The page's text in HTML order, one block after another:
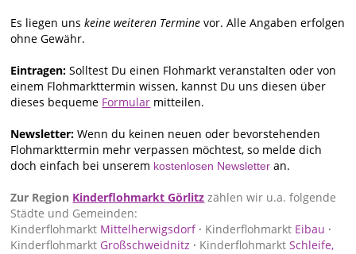
Es liegen unskeine weiteren Termine vor. Alle Angaben erfolgen
ohne Gewähr.
Eintragen:Solltest Du einen Flohmarkt veranstalten oder von
einem Flohmarkttermin wissen, kannst Du uns diesen über
dieses bequeme Formular mitteilen.
Newsletter: Wenn du keinen neuen oder bevorstehenden
Flohmarkttermin mehr verpassen möchtest, so melde dich
doch einfach bei unserem kostenlosen Newsletter an.
Zur Region Kinderflohmarkt Görlitz zählen wir u.a. folgende
Städte und Gemeinden:
Kinderflohmarkt Mittelherwigsdorf· Kinderflohmarkt Eibau ·
Kinderflohmarkt Großschweidnitz · Kinderflohmarkt Schleife,